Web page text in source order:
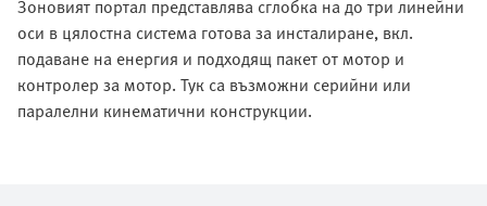
Зоновият портал представлява сглобка на до три линейни
оси в цялостна система готова за инсталиране, вкл.
подаване на енергия и подходящ пакет от мотор и
контролер за мотор. Тук са възможни серийни или
паралелни кинематични конструкции.